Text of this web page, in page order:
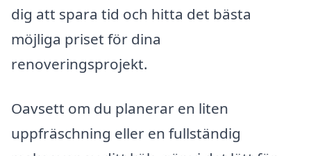
dig att spara tid och hitta det bästa
möjliga priset för dina
renoveringsprojekt.
Oavsett om du planerar en liten
uppfräschning eller en fullständig